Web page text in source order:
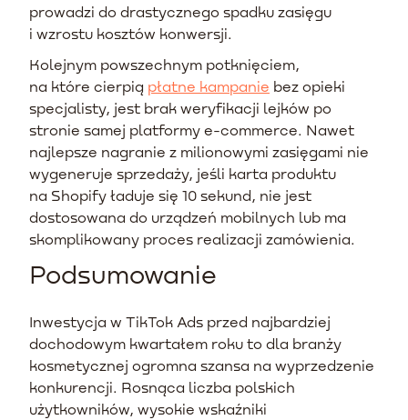
prowadzi do drastycznego spadku zasięgu
i wzrostu kosztów konwersji.
Kolejnym powszechnym potknięciem,
na które cierpią płatne kampanie bez opieki
specjalisty, jest brak weryfikacji lejków po
stronie samej platformy e-commerce. Nawet
najlepsze nagranie z milionowymi zasięgami nie
wygeneruje sprzedaży, jeśli karta produktu
na Shopify ładuje się 10 sekund, nie jest
dostosowana do urządzeń mobilnych lub ma
skomplikowany proces realizacji zamówienia.
Podsumowanie
Inwestycja w TikTok Ads przed najbardziej
dochodowym kwartałem roku to dla branży
kosmetycznej ogromna szansa na wyprzedzenie
konkurencji. Rosnąca liczba polskich
użytkowników, wysokie wskaźniki